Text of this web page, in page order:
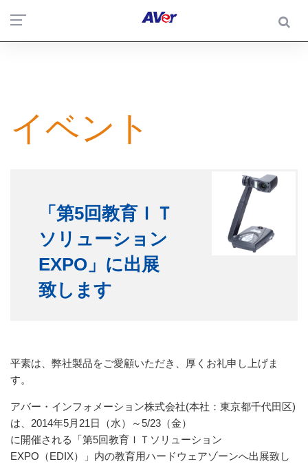
イベント
「第5回教育ＩＴ
ソリューション
EXPO」に出展
致します
平素は、弊社製品をご愛顧いただき、厚くお礼申し上げま
す。
アバー・インフォメーション株式会社(本社：東京都千代田区)
は、2014年5月21日（水）～5/23（金）
に開催される「第5回教育ＩＴソリューション
EXPO（EDIX）」内の教育用ハードウェアゾーンへ出展致し